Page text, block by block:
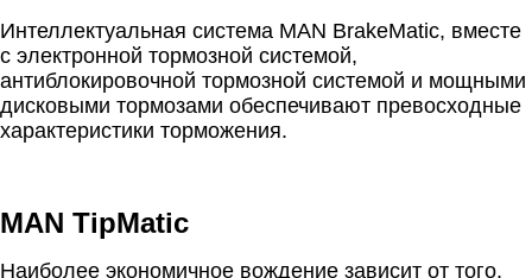
Интеллектуальная система MAN BrakeMatic, вместе
с электронной тормозной системой,
антиблокировочной тормозной системой и мощными
дисковыми тормозами обеспечивают превосходные
характеристики торможения.
MAN TipMatic
Наиболее экономичное вождение зависит от того,